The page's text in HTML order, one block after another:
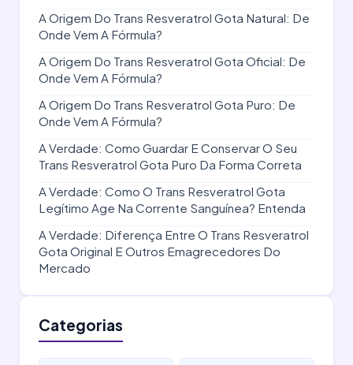
A Origem Do Trans Resveratrol Gota Natural: De
Onde Vem A Fórmula?
A Origem Do Trans Resveratrol Gota Oficial: De
Onde Vem A Fórmula?
A Origem Do Trans Resveratrol Gota Puro: De
Onde Vem A Fórmula?
A Verdade: Como Guardar E Conservar O Seu
Trans Resveratrol Gota Puro Da Forma Correta
A Verdade: Como O Trans Resveratrol Gota
Legítimo Age Na Corrente Sanguínea? Entenda
A Verdade: Diferença Entre O Trans Resveratrol
Gota Original E Outros Emagrecedores Do
Mercado
Categorias